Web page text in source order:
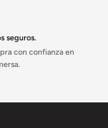
seguros.
con confianza en